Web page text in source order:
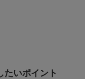
たいポイント